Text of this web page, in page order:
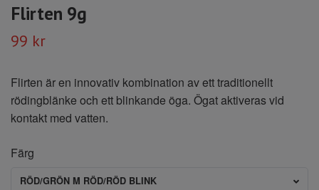
Flirten 9g
99 kr
Flirten är en innovativ kombination av ett traditionellt
rödingblänke och ett blinkande öga. Ögat aktiveras vid
kontakt med vatten.
Färg
RÖD/GRÖN M RÖD/RÖD BLINK